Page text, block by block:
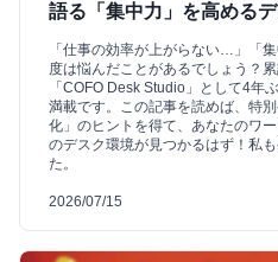
語る「集中力」を高める
「仕事の効率が上がらない…」「
度は悩んだことがあるでしょう？
「COFO Desk Studio」として4年
満載です。この記事を読めば、特
化」のヒントを得て、あなたのワ
のデスク環境が見つかるはず！私
た。
2026/07/15